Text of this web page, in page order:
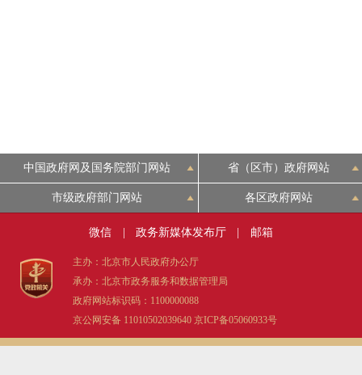
中国政府网及国务院部门网站 省（区市）政府网站
市级政府部门网站 各区政府网站
微信 政务新媒体发布厅 邮箱
主办：北京市人民政府办公厅
承办：北京市政务服务和数据管理局
政府网站标识码：1100000088
京公网安备 11010502039640 京ICP备05060933号